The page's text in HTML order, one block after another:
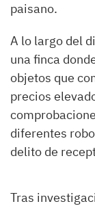
paisano.
A lo largo del
una finca
objetos que
precios
diferentes
delito de
Tras